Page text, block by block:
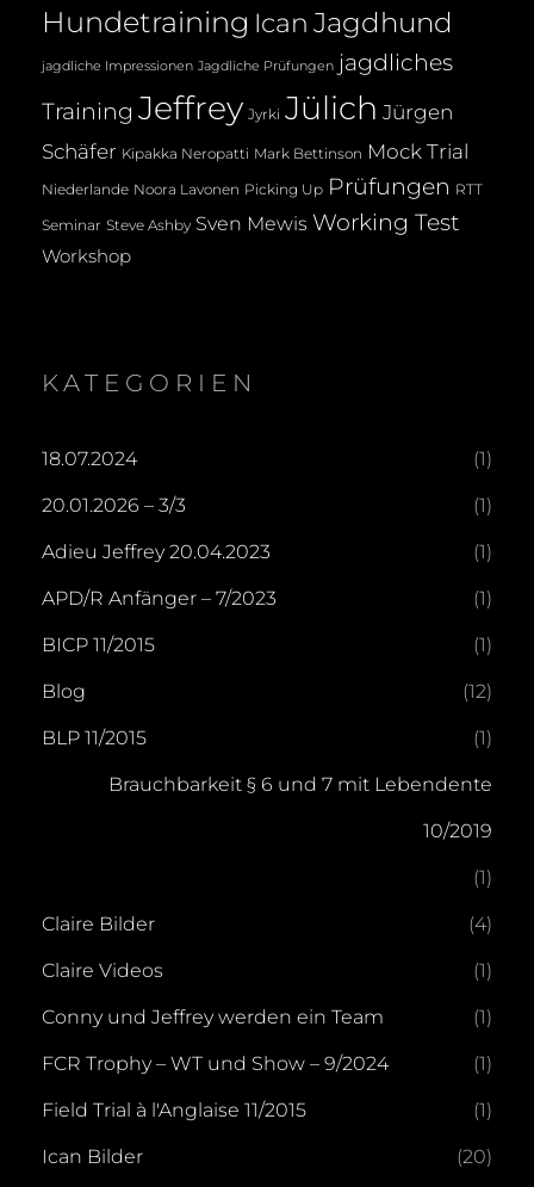
Hundetraining Ican Jagdhund
jagdliche Impressionen Jagdliche Prüfungen jagdliches
Training Jeffrey Jyrki Jülich Jürgen
Schäfer Kipakka Neropatti Mark Bettinson Mock Trial
Niederlande Noora Lavonen Picking Up Prüfungen RTT
Seminar Steve Ashby Sven Mewis Working Test
Workshop
KATEGORIEN
18.07.2024 (1)
20.01.2026 – 3/3 (1)
Adieu Jeffrey 20.04.2023 (1)
APD/R Anfänger – 7/2023 (1)
BICP 11/2015 (1)
Blog (12)
BLP 11/2015 (1)
Brauchbarkeit § 6 und 7 mit Lebendente
10/2019
(1)
Claire Bilder (4)
Claire Videos (1)
Conny und Jeffrey werden ein Team (1)
FCR Trophy – WT und Show – 9/2024 (1)
Field Trial à l'Anglaise 11/2015 (1)
Ican Bilder (20)